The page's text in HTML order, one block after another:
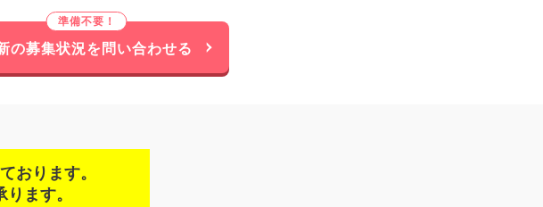
の募集状況を問い合わせる
おります。
ます。